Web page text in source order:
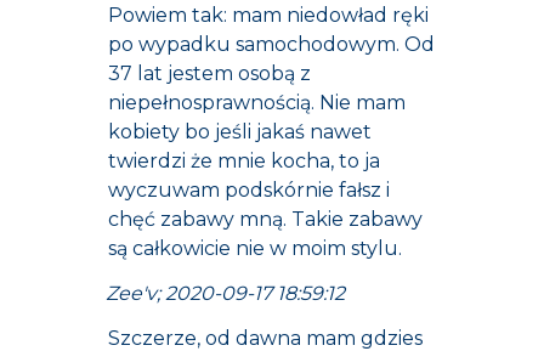
Powiem tak: mam niedowład ręki
po wypadku samochodowym. Od
37 lat jestem osobą z
niepełnosprawnością. Nie mam
kobiety bo jeśli jakaś nawet
twierdzi że mnie kocha, to ja
wyczuwam podskórnie fałsz i
chęć zabawy mną. Takie zabawy
są całkowicie nie w moim stylu.
Zee'v; 2020-09-17 18:59:12
Szczerze, od dawna mam gdzies